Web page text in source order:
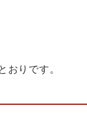
おりです。